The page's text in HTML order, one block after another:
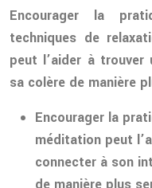
Encourager la
techniques de
peut l’aider à
sa colère de manière
Encourager la
méditation peut
connecter à son